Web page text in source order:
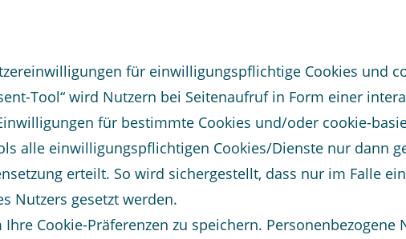
für einwilligungspflichtige Cookies und
Tool“ wird Nutzern bei Seitenaufruf in Form einer
für bestimmte Cookies und/oder cookie-
alle einwilligungspflichtigen Cookies/Dienste nur dann
erteilt. So wird sichergestellt, dass nur im Falle
Nutzers gesetzt werden.
Cookie-Präferenzen zu speichern.